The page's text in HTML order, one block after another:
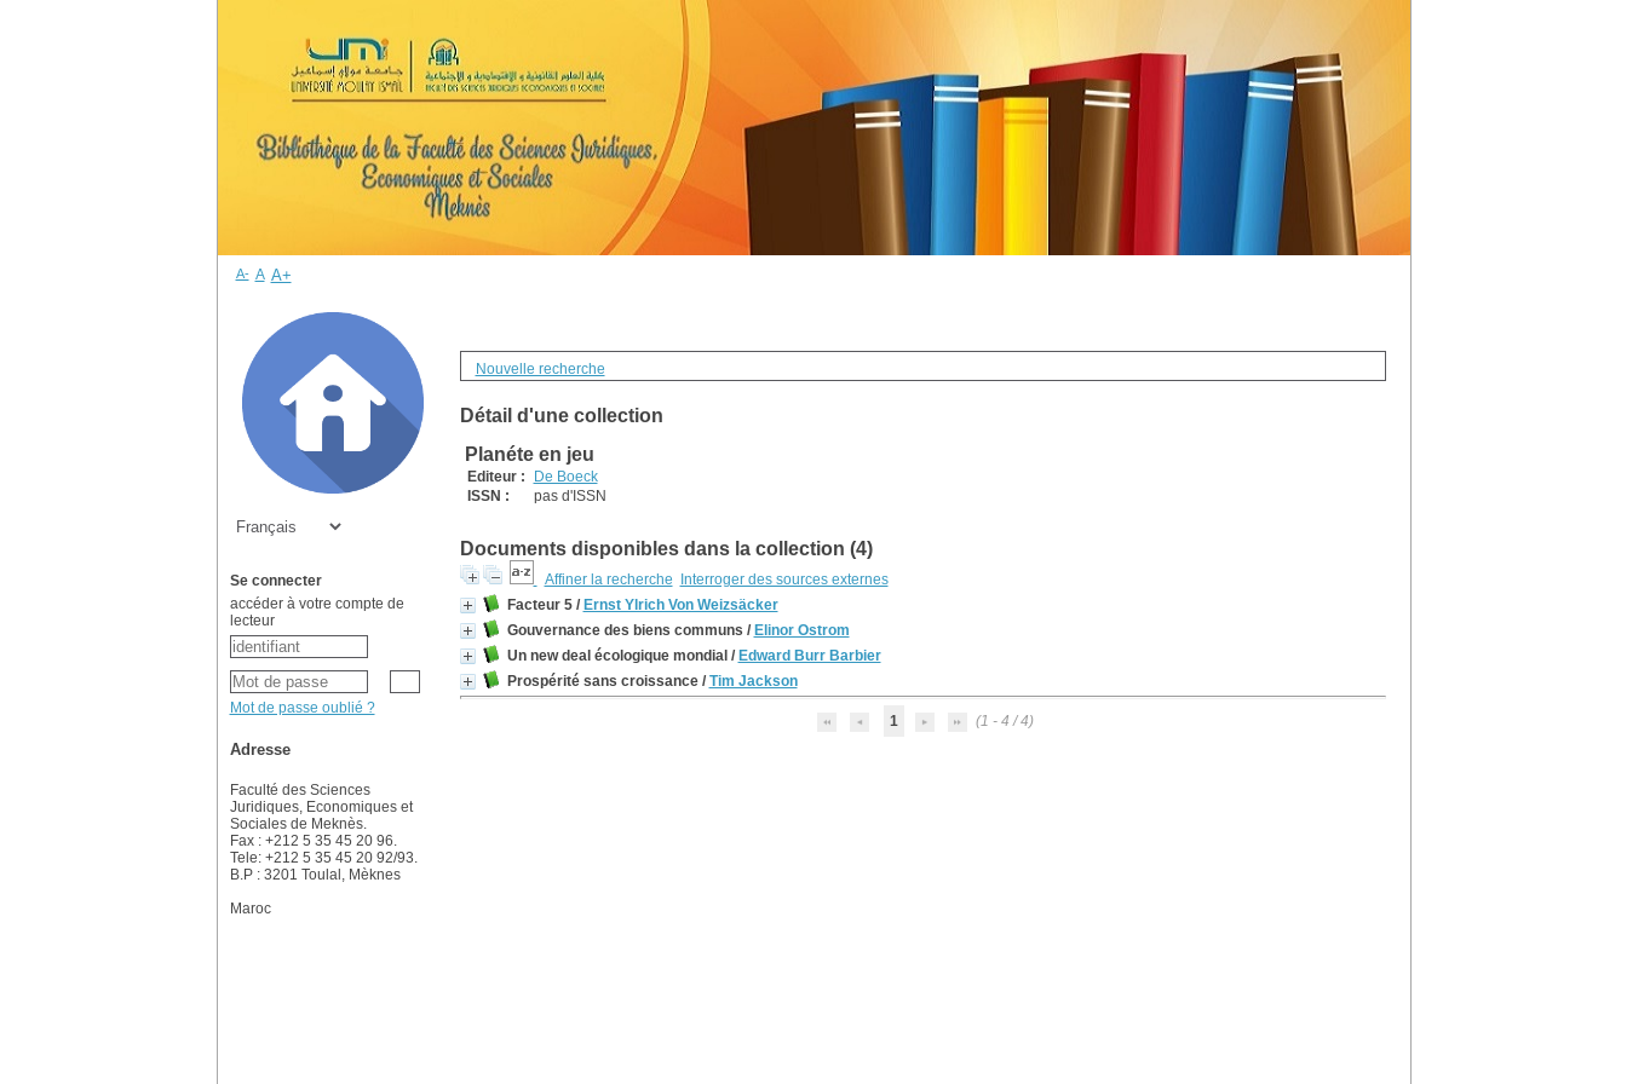
Nouvelle recherche
Détail d'une collection
Planéte en jeu
Editeur :
De Boeck
ISSN :
pas d'ISSN
Documents disponibles dans la collection (4)
Affiner la recherche
Interroger des sources externes
Facteur 5/ Ernst Ylrich Von Weizsäcker
Gouvernance des biens communs / Elinor Ostrom
Un new deal écologique mondial / Edward Burr Barbier
Prospérité sans croissance/ Tim Jackson
1 (1 - 4 / 4)
A- A A+
Se connecter
accéder à votre compte de
lecteur
Mot de passe oublié ?
Adresse
Faculté des Sciences
Juridiques, Economiques et
Sociales de Meknès.
Fax : +212 5 35 45 20 96.
Tele: +212 5 35 45 20 92/93.
B.P : 3201 Toulal, Mèknes
Maroc